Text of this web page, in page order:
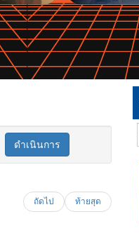
ดำเนินการ
ถัดไป ท้ายสุด